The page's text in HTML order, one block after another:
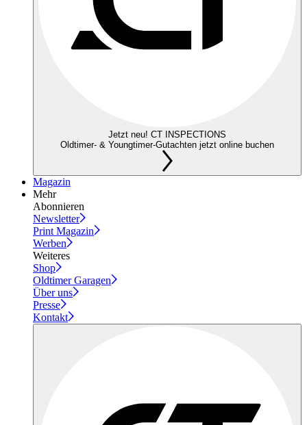
Jetzt neu! CT INSPECTIONS
Oldtimer- & Youngtimer-Gutachten jetzt online buchen
Magazin
Mehr
Abonnieren
Newsletter
Print Magazin
Werben
Weiteres
Shop
Oldtimer Garagen
Über uns
Presse
Kontakt